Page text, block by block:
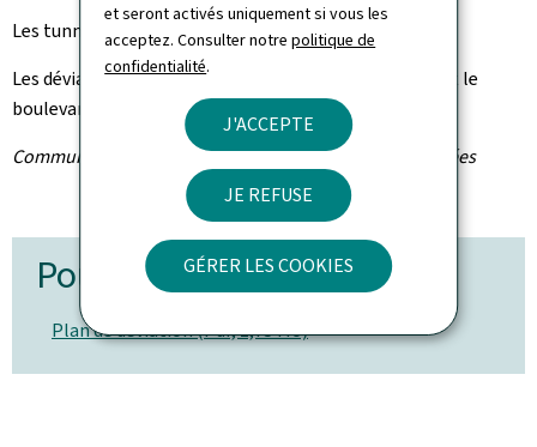
et seront activés uniquement si vous les
acceptez. Consulter notrepolitique de
confidentialité.
J'ACCEPTE
JE REFUSE
GÉRER LES COOKIES
Les tunnels Rangwee seront également barrés.
Les déviations passeront par le boulevard Raiffeisen et le
boulevard Kockelscheuer.
Communiqué par l'Administration des ponts et chaussées
Pour en savoir plus
Plan de déviation (Pdf, 1,75 Mo)